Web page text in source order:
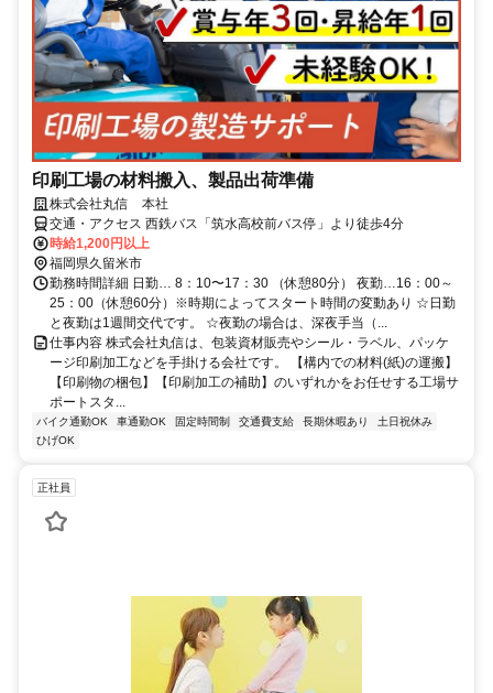
印刷工場の材料搬入、製品出荷準備
株式会社丸信 本社
交通・アクセス 西鉄バス「筑水高校前バス停」より徒歩4分
時給1,200円以上
福岡県久留米市
勤務時間詳細 日勤… 8：10〜17：30 （休憩80分） 夜勤…16：00～
25：00（休憩60分）※時期によってスタート時間の変動あり ☆日勤
と夜勤は1週間交代です。 ☆夜勤の場合は、深夜手当（...
仕事内容 株式会社丸信は、包装資材販売やシール・ラベル、パッケ
ージ印刷加工などを手掛ける会社です。 【構内での材料(紙)の運搬】
【印刷物の梱包】【印刷加工の補助】のいずれかをお任せする工場サ
ポートスタ...
バイク通勤OK 車通勤OK 固定時間制 交通費支給 長期休暇あり
土日祝休み
ひげOK
正社員